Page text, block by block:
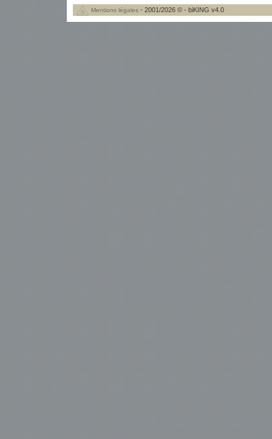
Mentions légales - 2001/2026 © - biKING v4.0